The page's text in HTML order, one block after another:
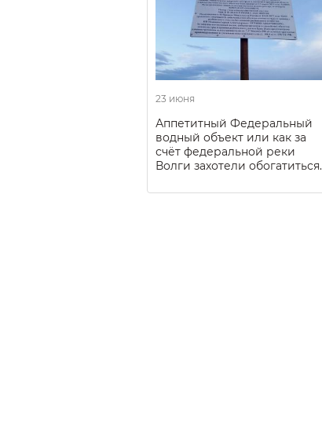
23 июня
Аппетитный Федеральный
водный объект или как за
счёт федеральной реки
Волги захотели обогатиться.